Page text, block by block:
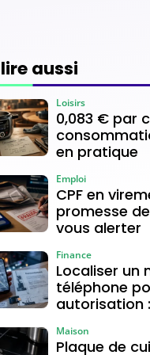
aussi
0,083 € par
en pratique
Loisirs
CPF en
promesse
vous alerter
Emploi
Localiser un
téléphone
autorisation
Finance
Plaque de
Maison